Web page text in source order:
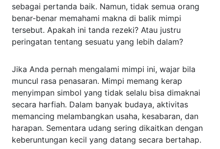
sebagai pertanda baik. Namun, tidak semua orang
benar-benar memahami makna di balik mimpi
tersebut. Apakah ini tanda rezeki? Atau justru
peringatan tentang sesuatu yang lebih dalam?
Jika Anda pernah mengalami mimpi ini, wajar bila
muncul rasa penasaran. Mimpi memang kerap
menyimpan simbol yang tidak selalu bisa dimaknai
secara harfiah. Dalam banyak budaya, aktivitas
memancing melambangkan usaha, kesabaran, dan
harapan. Sementara udang sering dikaitkan dengan
keberuntungan kecil yang datang secara bertahap.